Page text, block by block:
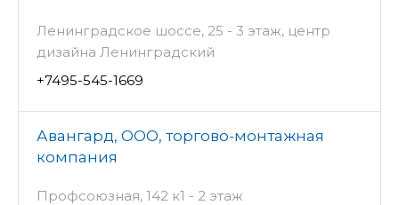
Ленинградское шоссе, 25 - 3 этаж, центр
дизайна Ленинградский
+7495-545-1669
Авангард, ООО, торгово-монтажная
компания
Профсоюзная, 142 к1 - 2 этаж